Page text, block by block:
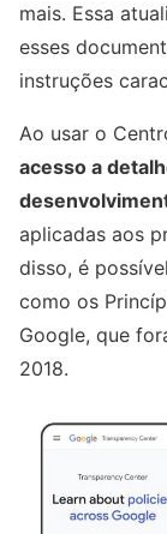
mais. Essa
esses
instruções
Ao usar o
acesso a
aplicadas aos
disso, é
como os
Google, que
2018.